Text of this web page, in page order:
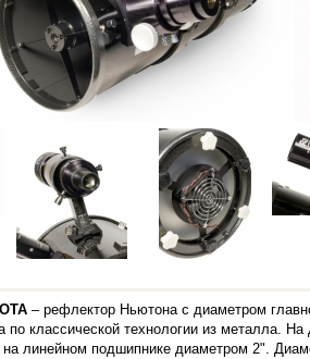
– рефлектор Ньютона с диаметром
классической технологии из металла.
на линейном подшипнике диаметром 2".